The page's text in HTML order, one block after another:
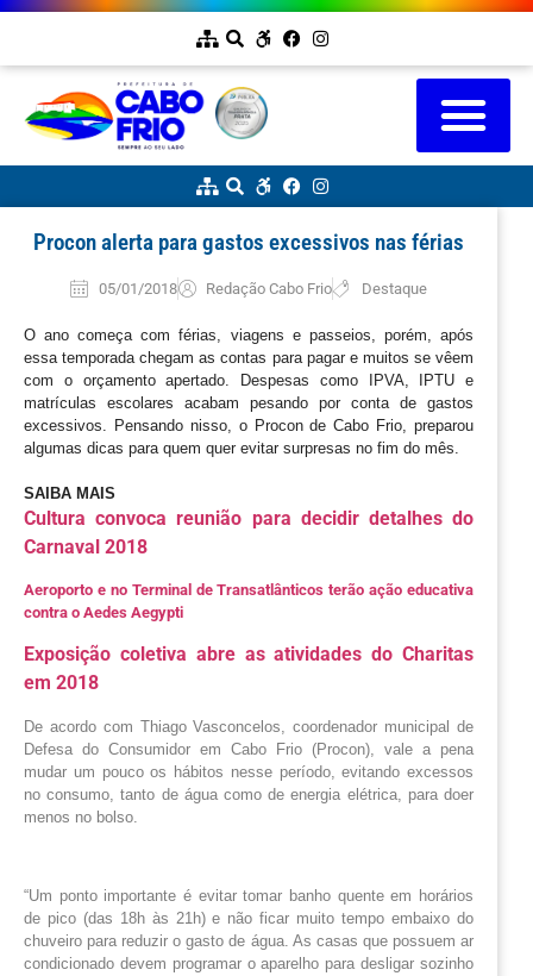
Procon alerta para gastos excessivos nas férias
05/01/2018 Redação Cabo Frio Destaque
O ano começa com férias, viagens e passeios, porém, após
essa temporada chegam as contas para pagar e muitos se vêem
com o orçamento apertado. Despesas como IPVA, IPTU e
matrículas escolares acabam pesando por conta de gastos
excessivos. Pensando nisso, o Procon de Cabo Frio, preparou
algumas dicas para quem quer evitar surpresas no fim do mês.
SAIBA MAIS
Cultura convoca reunião para decidir detalhes do
Carnaval 2018
Aeroporto e no Terminal de Transatlânticos terão ação educativa
contra o Aedes Aegypti
Exposição coletiva abre as atividades do Charitas
em 2018
De acordo com Thiago Vasconcelos, coordenador municipal de
Defesa do Consumidor em Cabo Frio (Procon), vale a pena
mudar um pouco os hábitos nesse período, evitando excessos
no consumo, tanto de água como de energia elétrica, para doer
menos no bolso.
“Um ponto importante é evitar tomar banho quente em horários
de pico (das 18h às 21h) e não ficar muito tempo embaixo do
chuveiro para reduzir o gasto de água. As casas que possuem ar
condicionado devem programar o aparelho para desligar sozinho